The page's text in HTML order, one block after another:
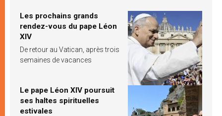
Les prochains grands
rendez-vous du pape Léon
XIV
De retour au Vatican, après trois
semaines de vacances
Le pape Léon XIV poursuit
ses haltes spirituelles
estivales